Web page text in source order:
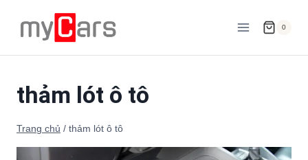
content
0
thảm lót ô tô
Trang chủ / thảm lót ô tô